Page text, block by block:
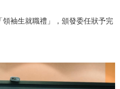
領袖生就職禮」，頒發委任狀予完